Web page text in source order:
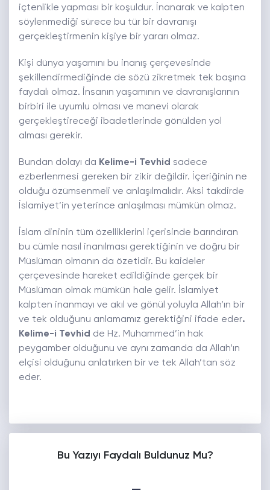
içtenlikle yapması bir koşuldur. İnanarak ve kalpten
söylenmediği sürece bu tür bir davranışı
gerçekleştirmenin kişiye bir yararı olmaz.
Kişi dünya yaşamını bu inanış çerçevesinde
şekillendirmediğinde de sözü zikretmek tek başına
faydalı olmaz. İnsanın yaşamının ve davranışlarının
birbiri ile uyumlu olması ve manevi olarak
gerçekleştireceği ibadetlerinde gönülden yol
alması gerekir.
Bundan dolayı da Kelime-i Tevhid sadece
ezberlenmesi gereken bir zikir değildir. İçeriğinin ne
olduğu özümsenmeli ve anlaşılmalıdır. Aksi takdirde
İslamiyet’in yeterince anlaşılması mümkün olmaz.
İslam dininin tüm özelliklerini içerisinde barındıran
bu cümle nasıl inanılması gerektiğinin ve doğru bir
Müslüman olmanın da özetidir. Bu kaideler
çerçevesinde hareket edildiğinde gerçek bir
Müslüman olmak mümkün hale gelir. İslamiyet
kalpten inanmayı ve akıl ve gönül yoluyla Allah’ın bir
ve tek olduğunu anlamamız gerektiğini ifade eder.
Kelime-i Tevhid de Hz. Muhammed’in hak
peygamber olduğunu ve aynı zamanda da Allah’ın
elçisi olduğunu anlatırken bir ve tek Allah’tan söz
eder.
Bu Yazıyı Faydalı Buldunuz Mu?